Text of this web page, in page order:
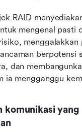
RAID
mengenal pasti
menggalakkan
berpotensi
dan
ia mengganggu
komunikasi yang